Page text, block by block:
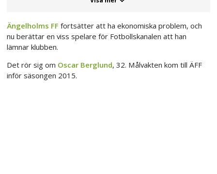
Ängelholms FF fortsätter att ha ekonomiska problem, och
nu berättar en viss spelare för Fotbollskanalen att han
lämnar klubben.
Det rör sig om Oscar Berglund, 32. Målvakten kom till ÄFF
inför säsongen 2015.